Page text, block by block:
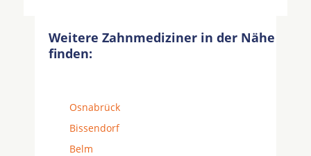
Weitere Zahnmediziner in der Nähe
finden:
Osnabrück
Bissendorf
Belm